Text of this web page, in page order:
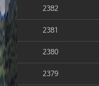
2382
2381
2380
2379